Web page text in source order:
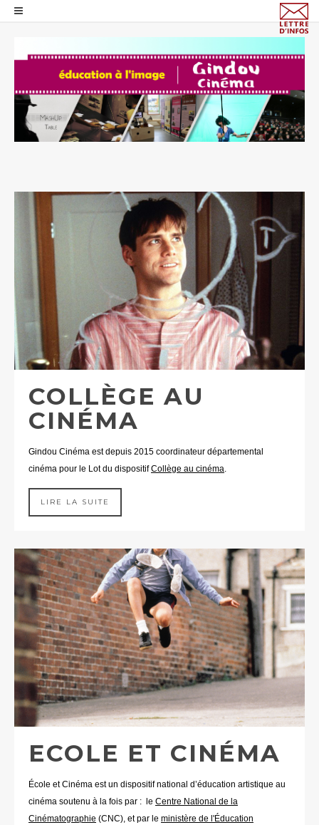
COLLÈGE AU
CINÉMA
Gindou Cinéma est depuis 2015 coordinateur départemental
cinéma pour le Lot du dispositifCollège au cinéma.
LIRE LA SUITE
ECOLE ET CINÉMA
École et Cinéma est un dispositif national d’éducation artistique au
cinéma soutenu à la fois par : le Centre National de la
Cinématographie (CNC), et par le ministère de l'Éducation